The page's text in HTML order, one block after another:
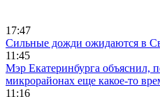
17:47
Сильные дожди ожидаются в
11:45
Мэр Екатеринбурга объяснил,
микрорайонах еще какое-то
11:16